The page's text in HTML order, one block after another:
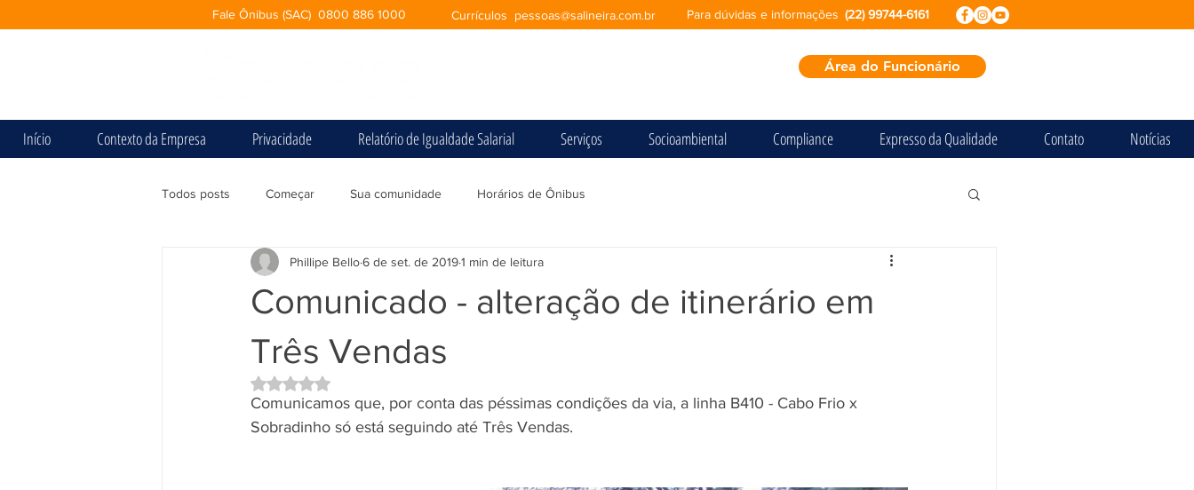
Fale Ônibus (SAC) 0800 886 1000 Currículos pessoas@salineira.com.br (22) 99744-6161
Para dúvidas e informações
Área do Funcionário
Início Contexto da Empresa Privacidade Relatório de Igualdade Salarial Serviços Socioambiental Compliance Expresso da Qualidade Contato Notícias
Todos posts Começar Sua comunidade Horários de Ônibus
Comunicado - alteração de itinerário em
Três Vendas
Phillipe Bello6 de set. de 20191 min de leitura
Avaliado com NaN de 5 estrelas.
Comunicamos que, por conta das péssimas condições da via, a linha B410 - Cabo Frio x
Sobradinho só está seguindo até Três Vendas.